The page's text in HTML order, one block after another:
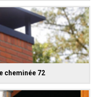
cheminée 72